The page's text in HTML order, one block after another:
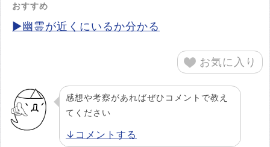
おすすめ
▶幽霊が近くにいるか分かる
お気に入り
感想や考察があればぜひコメントで教え
てください
↓コメントする